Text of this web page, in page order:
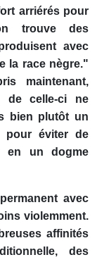
arriérés pour
trouve des
avec
la race nègre."
maintenant,
de celle-ci ne
bien plutôt un
pour éviter de
en un dogme
avec
violemment.
affinités
des